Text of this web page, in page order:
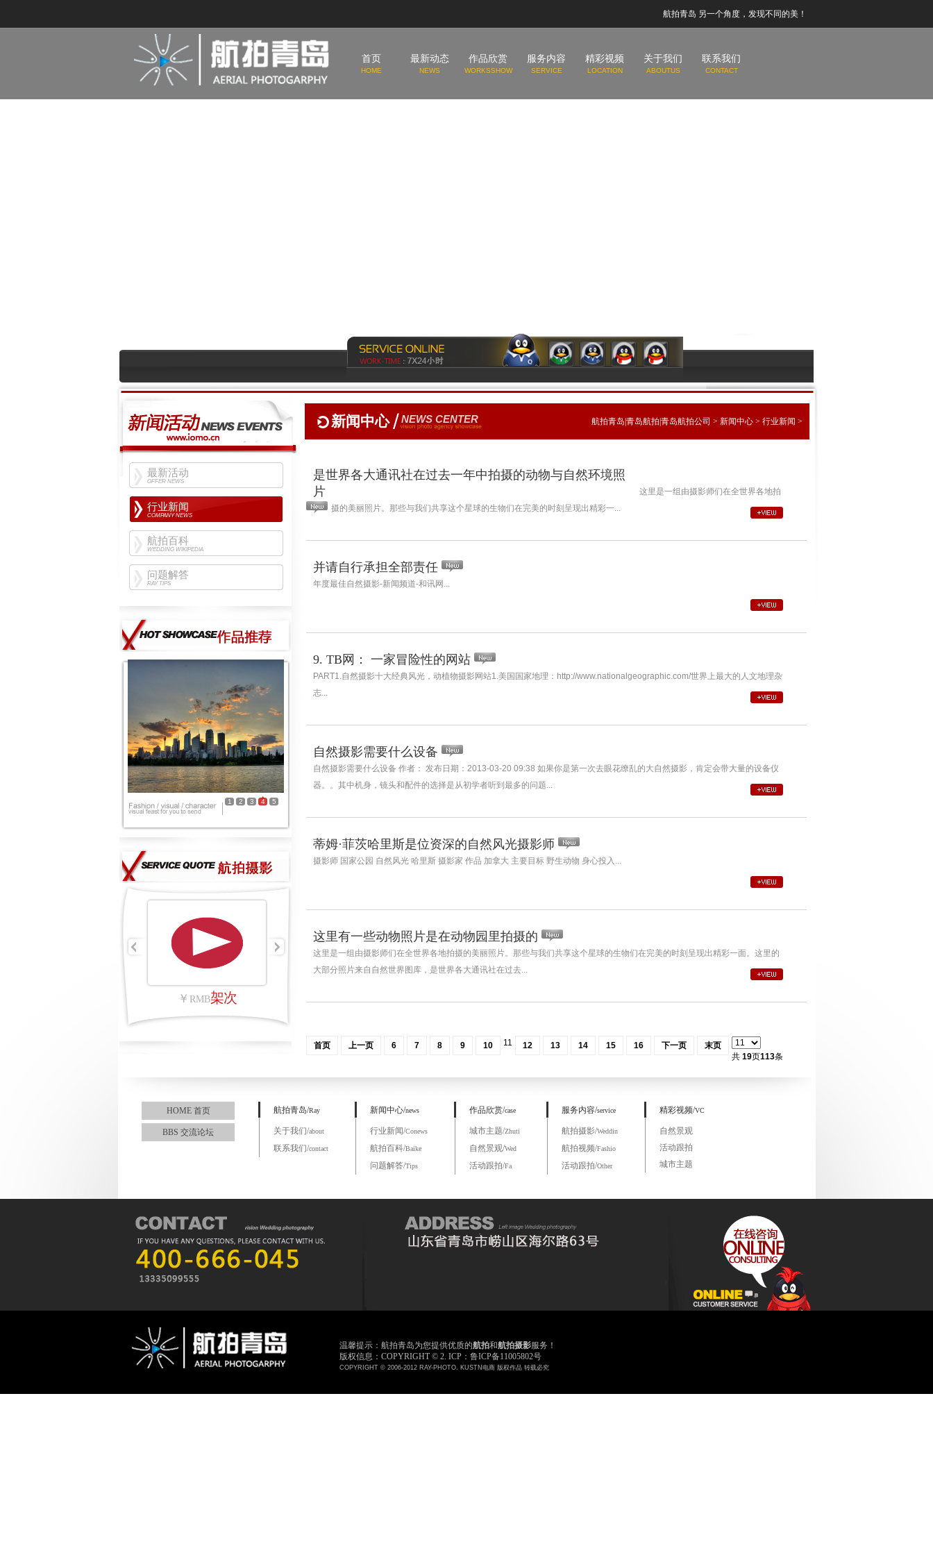
航拍青岛 另一个角度，发现不同的美！
首页
HOME
最新动态
NEWS
作品欣赏
WORKSSHOW
服务内容
SERVICE
精彩视频
LOCATION
关于我们
ABOUTUS
联系我们
CONTACT
最新活动
OFFER NEWS
行业新闻
COMPANY NEWS
航拍百科
WEDDING WIKIPEDIA
问题解答
RAY TIPS
1 2 3 4 5
￥ RMB架次 RMB ￥RMB
新闻中心 NEWS CENTER 航拍青岛|青岛航拍|青岛航拍公司 > 新闻中心 > 行业新闻 >
是世界各大通讯社在过去一年中拍摄的动物与自然环境照
片
这里是一组由摄影师们在全世界各地拍
摄的美丽照片。那些与我们共享这个星球的生物们在完美的时刻呈现出精彩一...
并请自行承担全部责任
年度最佳自然摄影-新闻频道-和讯网...
9. TB网： 一家冒险性的网站
PART1.自然摄影十大经典风光，动植物摄影网站1.美国国家地理：http://www.nationalgeographic.com/世界上最大的人文地理杂
志...
自然摄影需要什么设备
自然摄影需要什么设备 作者： 发布日期：2013-03-20 09:38 如果你是第一次去眼花缭乱的大自然摄影，肯定会带大量的设备仪
器。。其中机身，镜头和配件的选择是从初学者听到最多的问题...
蒂姆·菲茨哈里斯是位资深的自然风光摄影师
摄影师 国家公园 自然风光 哈里斯 摄影家 作品 加拿大 主要目标 野生动物 身心投入...
这里有一些动物照片是在动物园里拍摄的
这里是一组由摄影师们在全世界各地拍摄的美丽照片。那些与我们共享这个星球的生物们在完美的时刻呈现出精彩一面。这里的
大部分照片来自自然世界图库，是世界各大通讯社在过去...
首页 上一页 6 7 8 9 10 11 12 13 14 15 16 下一页
末页
共 19页113条
HOME 首页
BBS 交流论坛
航拍青岛/Ray
关于我们/about
联系我们/contact
新闻中心/news
行业新闻/Conews
航拍百科/Baike
问题解答/Tips
作品欣赏/case
城市主题/Zhuti
自然景观/Wed
活动跟拍/Fa
服务内容/service
航拍摄影/Weddin
航拍视频/Fashio
活动跟拍/Other
精彩视频/VC
自然景观
活动跟拍
城市主题
温馨提示：航拍青岛为您提供优质的航拍和航拍摄影服务！
版权信息：COPYRIGHT © 2. ICP：鲁ICP备11005802号
COPYRIGHT © 2006-2012 RAY-PHOTO. KUSTN电商 版权作品 转载必究